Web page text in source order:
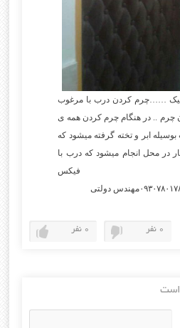
……چرم کردن درب با مرغوب
چرم .. در هنگام چرم کردن همه ی
ابر و تخته گرفته میشود که
در محل انجام میشود که درب با
فیکس
0 نفر 0 نفر